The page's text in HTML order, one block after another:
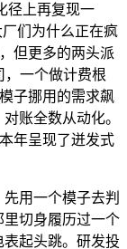
径上再复现一
们为什么正在疯
但更多的两头派
一个做计费根
子挪用的需求飙
账全数从动化。
年呈现了迸发式
用一个模子去判
里切身履历过一个
表起头跳。研发投